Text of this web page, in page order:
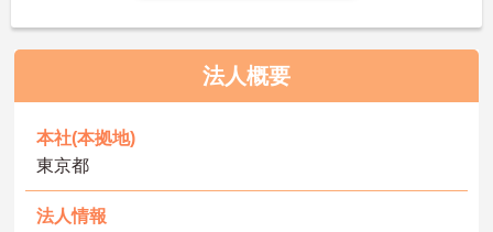
法人概要
本社(本拠地)
東京都
法人情報